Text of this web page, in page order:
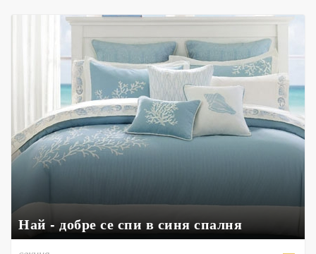
Най - добре се спи в синя спалня